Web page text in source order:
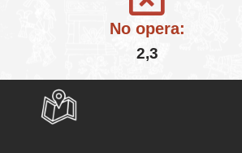
No opera:
2,3